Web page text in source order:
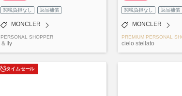
関税負担なし 返品補償
MONCLER
PERSONAL SHOPPER
＆Ily
関税負担なし 返品補償
MONCLER
PREMIUM PERSONAL
cielo stellato
タイムセール